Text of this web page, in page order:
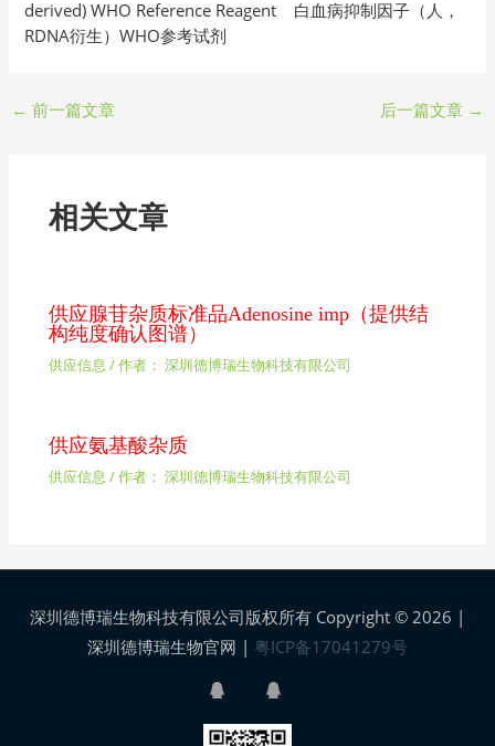
derived) WHO Reference Reagent 白血病抑制因子（人，
RDNA衍生）WHO参考试剂
← 前一篇文章 后一篇文章 →
相关文章
供应腺苷杂质标准品Adenosine imp（提供结
构纯度确认图谱）
供应信息 / 作者： 深圳德博瑞生物科技有限公司
供应氨基酸杂质
供应信息 / 作者： 深圳德博瑞生物科技有限公司
深圳德博瑞生物科技有限公司版权所有 Copyright © 2026 |
深圳德博瑞生物官网 | 粤ICP备17041279号